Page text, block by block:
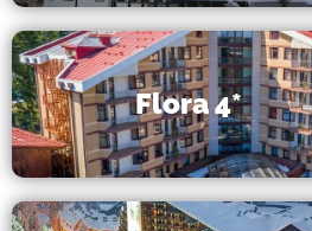
Flora 4*